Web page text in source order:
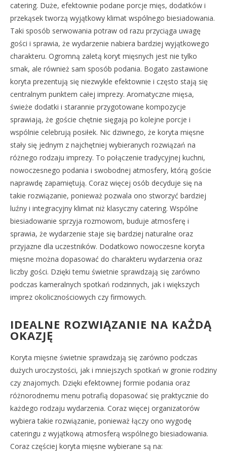
catering. Duże, efektownie podane porcje mięs, dodatków i
przekąsek tworzą wyjątkowy klimat wspólnego biesiadowania.
Taki sposób serwowania potraw od razu przyciąga uwagę
gości i sprawia, że wydarzenie nabiera bardziej wyjątkowego
charakteru. Ogromną zaletą koryt mięsnych jest nie tylko
smak, ale również sam sposób podania. Bogato zastawione
koryta prezentują się niezwykle efektownie i często stają się
centralnym punktem całej imprezy. Aromatyczne mięsa,
świeże dodatki i starannie przygotowane kompozycje
sprawiają, że goście chętnie sięgają po kolejne porcje i
wspólnie celebrują posiłek. Nic dziwnego, że koryta mięsne
stały się jednym z najchętniej wybieranych rozwiązań na
różnego rodzaju imprezy. To połączenie tradycyjnej kuchni,
nowoczesnego podania i swobodnej atmosfery, którą goście
naprawdę zapamiętują. Coraz więcej osób decyduje się na
takie rozwiązanie, ponieważ pozwala ono stworzyć bardziej
luźny i integracyjny klimat niż klasyczny catering. Wspólne
biesiadowanie sprzyja rozmowom, buduje atmosferę i
sprawia, że wydarzenie staje się bardziej naturalne oraz
przyjazne dla uczestników. Dodatkowo nowoczesne koryta
mięsne można dopasować do charakteru wydarzenia oraz
liczby gości. Dzięki temu świetnie sprawdzają się zarówno
podczas kameralnych spotkań rodzinnych, jak i większych
imprez okolicznościowych czy firmowych.
IDEALNE ROZWIĄZANIE NA KAŻDĄ
OKAZJĘ
Koryta mięsne świetnie sprawdzają się zarówno podczas
dużych uroczystości, jak i mniejszych spotkań w gronie rodziny
czy znajomych. Dzięki efektownej formie podania oraz
różnorodnemu menu potrafią dopasować się praktycznie do
każdego rodzaju wydarzenia. Coraz więcej organizatorów
wybiera takie rozwiązanie, ponieważ łączy ono wygodę
cateringu z wyjątkową atmosferą wspólnego biesiadowania.
Coraz częściej koryta mięsne wybierane są na: